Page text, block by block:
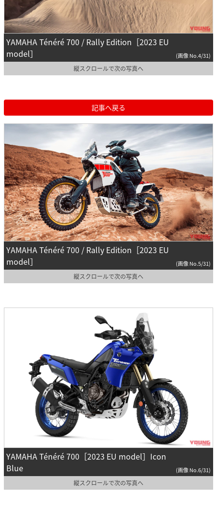
YAMAHA Ténéré 700 / Rally Edition［2023 EU
model］
(画像 No.4/31)
縦スクロールで次の写真へ
記事へ戻る
YAMAHA Ténéré 700 / Rally Edition［2023 EU
model］
(画像 No.5/31)
縦スクロールで次の写真へ
YAMAHA Ténéré 700［2023 EU model］Icon
Blue
(画像 No.6/31)
縦スクロールで次の写真へ